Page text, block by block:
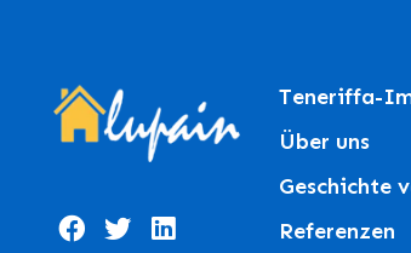
Teneriffa-
Über uns
Geschichte
Referenzen